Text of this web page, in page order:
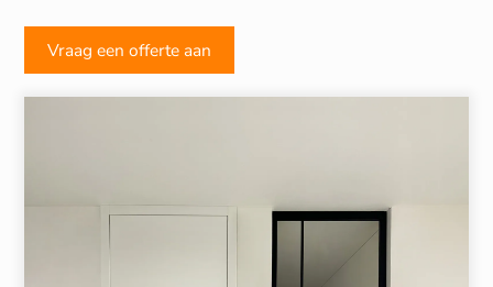
Vraag een offerte aan